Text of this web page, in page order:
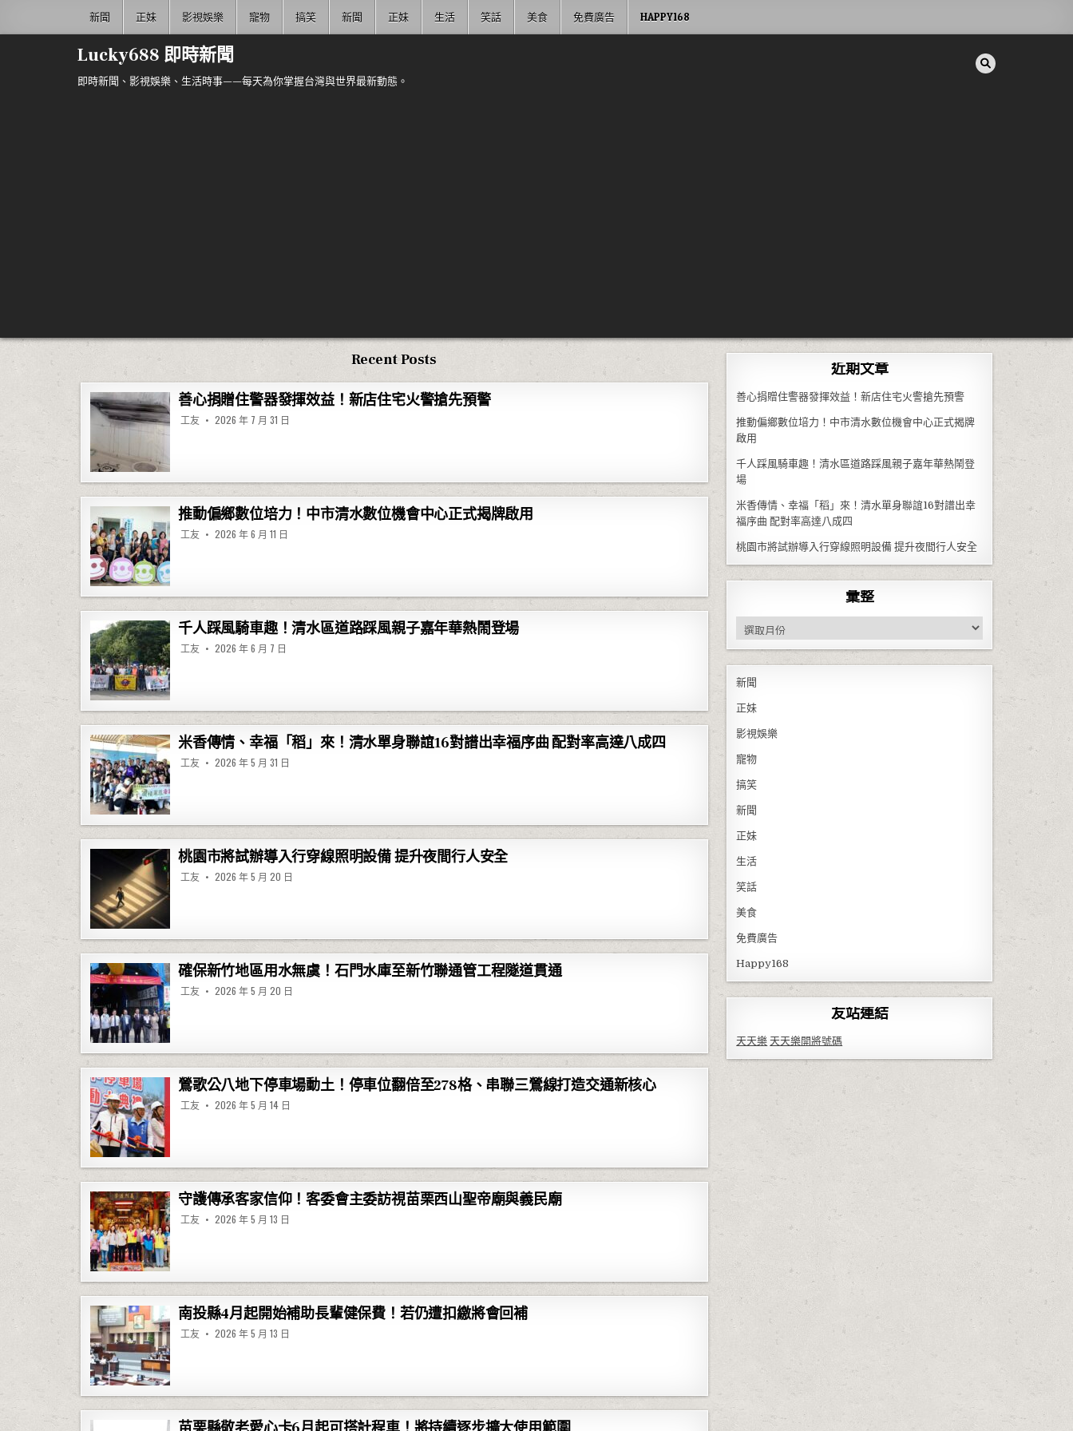
新聞 正妹 影視娛樂 寵物 搞笑 新聞 正妹 生活 笑話 美食 免費廣告 HAPPY168
Lucky688 即時新聞
即時新聞、影視娛樂、生活時事——每天為你掌握台灣與世界最新動態。
Recent Posts
善心捐贈住警器發揮效益！新店住宅火警搶先預警
工友 2026 年 7 月 31 日
推動偏鄉數位培力！中市清水數位機會中心正式揭牌啟用
工友 2026 年 6 月 11 日
千人踩風騎車趣！清水區道路踩風親子嘉年華熱鬧登場
工友 2026 年 6 月 7 日
米香傳情、幸福「稻」來！清水單身聯誼16對譜出幸福序曲 配對率高達八成四
工友 2026 年 5 月 31 日
桃園市將試辦導入行穿線照明設備 提升夜間行人安全
工友 2026 年 5 月 20 日
確保新竹地區用水無虞！石門水庫至新竹聯通管工程隧道貫通
工友 2026 年 5 月 20 日
鶯歌公八地下停車場動土！停車位翻倍至278格、串聯三鶯線打造交通新核心
工友 2026 年 5 月 14 日
守護傳承客家信仰！客委會主委訪視苗栗西山聖帝廟與義民廟
工友 2026 年 5 月 13 日
南投縣4月起開始補助長輩健保費！若仍遭扣繳將會回補
工友 2026 年 5 月 13 日
近期文章
善心捐贈住警器發揮效益！新店住宅火警搶先預警
推動偏鄉數位培力！中市清水數位機會中心正式揭牌
啟用
千人踩風騎車趣！清水區道路踩風親子嘉年華熱鬧登
場
米香傳情、幸福「稻」來！清水單身聯誼16對譜出幸
福序曲 配對率高達八成四
桃園市將試辦導入行穿線照明設備 提升夜間行人安全
彙整
彙整
新聞
正妹
影視娛樂
寵物
搞笑
新聞
正妹
生活
笑話
美食
免費廣告
Happy168
友站連結
天天樂 天天樂開將號碼